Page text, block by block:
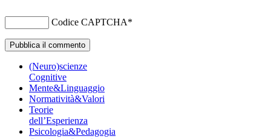
Codice CAPTCHA*
(Neuro)scienze
Cognitive
Mente&Linguaggio
Normatività&Valori
Teorie
dell’Esperienza
Psicologia&Pedagogia